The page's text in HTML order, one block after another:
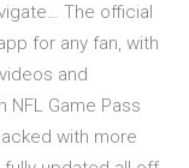
The official
for any fan, with
and
NFL Game Pass
with more